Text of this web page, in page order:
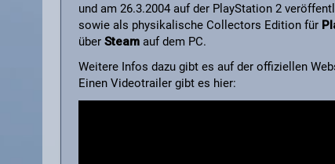
und am 26.3.2004 auf der PlayStation 2
sowie als physikalische Collectors Edition für
überSteam auf dem PC.
Weitere Infos dazu gibt es auf der offiziellen
Einen Videotrailer gibt es hier: